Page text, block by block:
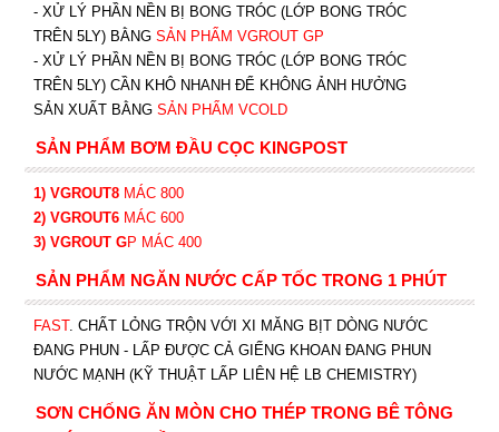
- XỬ LÝ PHẦN NỀN BỊ BONG TRÓC (LỚP BONG TRÓC
TRÊN 5LY) BẰNG SẢN PHẨM VGROUT GP
- XỬ LÝ PHẦN NỀN BỊ BONG TRÓC (LỚP BONG TRÓC
TRÊN 5LY) CẦN KHÔ NHANH ĐỂ KHÔNG ẢNH HƯỞNG
SẢN XUẤT BẰNG SẢN PHẨM VCOLD
SẢN PHẨM BƠM ĐẦU CỌC KINGPOST
1) VGROUT8 MÁC 800
2) VGROUT6MÁC 600
3) VGROUT GP MÁC 400
SẢN PHẨM NGĂN NƯỚC CẤP TỐC TRONG 1 PHÚT
FAST. CHẤT LỎNG TRỘN VỚI XI MĂNG BỊT DÒNG NƯỚC
ĐANG PHUN - LẤP ĐƯỢC CẢ GIẾNG KHOAN ĐANG PHUN
NƯỚC MẠNH (KỸ THUẬT LẤP LIÊN HỆ LB CHEMISTRY)
SƠN CHỐNG ĂN MÒN CHO THÉP TRONG BÊ TÔNG